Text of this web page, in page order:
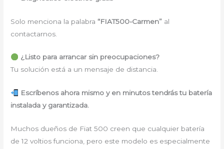
Solo menciona la palabra“FIAT500-Carmen” al
contactarnos.
¿Listo para arrancar sin preocupaciones?
Tu solución está a un mensaje de distancia.
Escríbenos ahora mismo y en minutos tendrás tu batería
instalada y garantizada.
Muchos dueños de Fiat 500 creen que cualquier batería
de 12 voltios funciona, pero este modelo es especialmente